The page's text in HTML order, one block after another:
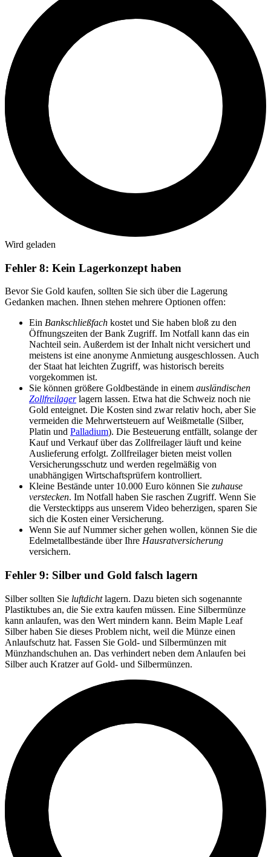
Wird geladen
Fehler 8: Kein Lagerkonzept haben
Bevor Sie Gold kaufen, sollten Sie sich über die Lagerung
Gedanken machen. Ihnen stehen mehrere Optionen offen:
Ein Bankschließfach kostet und Sie haben bloß zu den
Öffnungszeiten der Bank Zugriff. Im Notfall kann das ein
Nachteil sein. Außerdem ist der Inhalt nicht versichert und
meistens ist eine anonyme Anmietung ausgeschlossen. Auch
der Staat hat leichten Zugriff, was historisch bereits
vorgekommen ist.
Sie können größere Goldbestände in einem ausländischen
Zollfreilager lagern lassen. Etwa hat die Schweiz noch nie
Gold enteignet. Die Kosten sind zwar relativ hoch, aber Sie
vermeiden die Mehrwertsteuern auf Weißmetalle (Silber,
Platin und Palladium). Die Besteuerung entfällt, solange der
Kauf und Verkauf über das Zollfreilager läuft und keine
Auslieferung erfolgt. Zollfreilager bieten meist vollen
Versicherungsschutz und werden regelmäßig von
unabhängigen Wirtschaftsprüfern kontrolliert.
Kleine Bestände unter 10.000 Euro können Sie zuhause
verstecken. Im Notfall haben Sie raschen Zugriff. Wenn Sie
die Verstecktipps aus unserem Video beherzigen, sparen Sie
sich die Kosten einer Versicherung.
Wenn Sie auf Nummer sicher gehen wollen, können Sie die
Edelmetallbestände über Ihre Hausratversicherung
versichern.
Fehler 9: Silber und Gold falsch lagern
Silber sollten Sie luftdichtlagern. Dazu bieten sich sogenannte
Plastiktubes an, die Sie extra kaufen müssen. Eine Silbermünze
kann anlaufen, was den Wert mindern kann. Beim Maple Leaf
Silber haben Sie dieses Problem nicht, weil die Münze einen
Anlaufschutz hat. Fassen Sie Gold- und Silbermünzen mit
Münzhandschuhen an. Das verhindert neben dem Anlaufen bei
Silber auch Kratzer auf Gold- und Silbermünzen.